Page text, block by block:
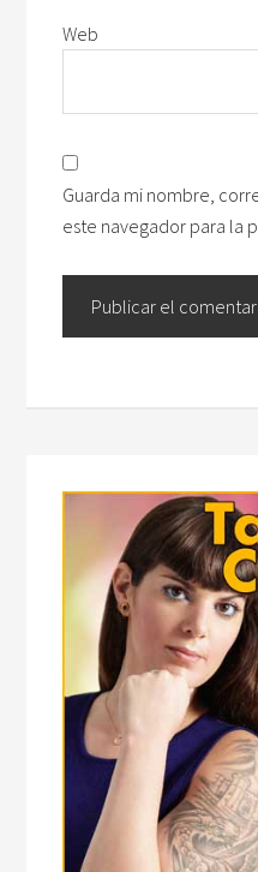
Web
Guarda mi nombre,
este navegador para la